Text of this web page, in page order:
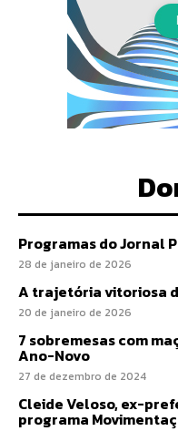
Programas do Jornal
28 de janeiro de 2026
A trajetória vitoriosa
20 de janeiro de 2026
7 sobremesas com
Ano-Novo
27 de dezembro de 2024
Cleide Veloso, ex-
programa